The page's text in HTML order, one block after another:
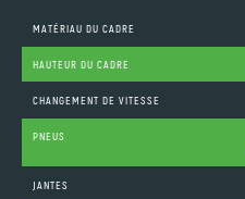
MATÉRIAU DU CADRE
HAUTEUR DU CADRE
CHANGEMENT DE VITESSE
PNEUS
JANTES